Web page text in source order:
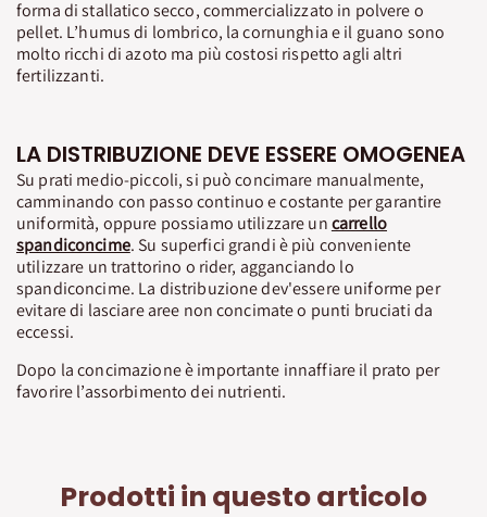
forma di stallatico secco, commercializzato in polvere o
pellet. L’humus di lombrico, la cornunghia e il guano sono
molto ricchi di azoto ma più costosi rispetto agli altri
fertilizzanti.
LA DISTRIBUZIONE DEVE ESSERE OMOGENEA
Su prati medio-piccoli, si può concimare manualmente,
camminando con passo continuo e costante per garantire
uniformità, oppure possiamo utilizzare uncarrello
spandiconcime. Su superfici grandi è più conveniente
utilizzare un trattorino o rider, agganciando lo
spandiconcime. La distribuzione dev'essere uniforme per
evitare di lasciare aree non concimate o punti bruciati da
eccessi.
Dopo la concimazione è importante innaffiare il prato per
favorire l’assorbimento dei nutrienti.
Prodotti in questo articolo